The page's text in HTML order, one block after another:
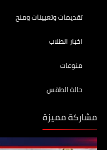
تقديمات وتعيينات ومنح
اخبار الطلاب
منوعات
حالة الطقس
مشاركة مميزة